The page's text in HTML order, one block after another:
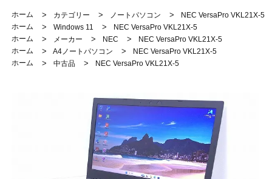
ホーム > カテゴリー > ノートパソコン >
NEC VersaPro VKL21X-5
ホーム
> Windows 11 >
NEC VersaPro VKL21X-5
ホーム
> メーカー > NEC >
NEC VersaPro VKL21X-5
ホーム
> A4ノートパソコン >
NEC VersaPro VKL21X-5
ホーム
> 中古品 > NEC VersaPro VKL21X-5